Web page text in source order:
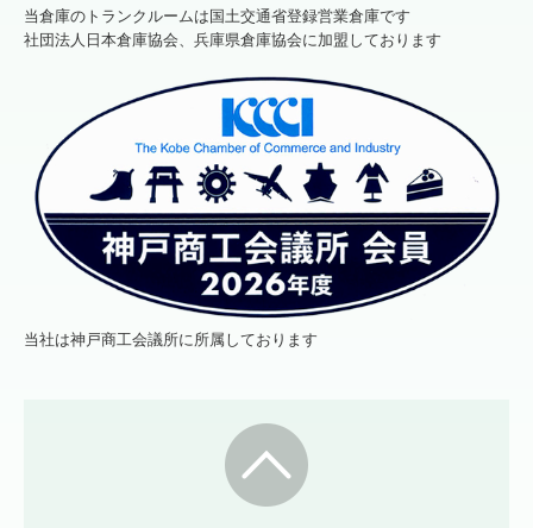
当倉庫のトランクルームは国土交通省登録営業倉庫です
社団法人日本倉庫協会、兵庫県倉庫協会に加盟しております
当社は神戸商工会議所に所属しております